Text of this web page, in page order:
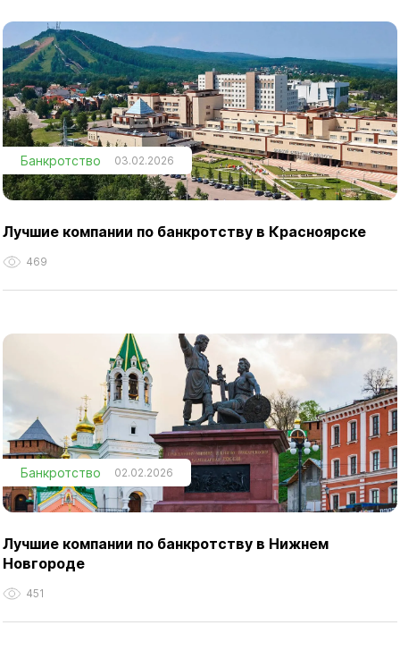
Банкротство 03.02.2026
Лучшие компании по банкротству в Красноярске
469
Банкротство 02.02.2026
Лучшие компании по банкротству в Нижнем
Новгороде
451